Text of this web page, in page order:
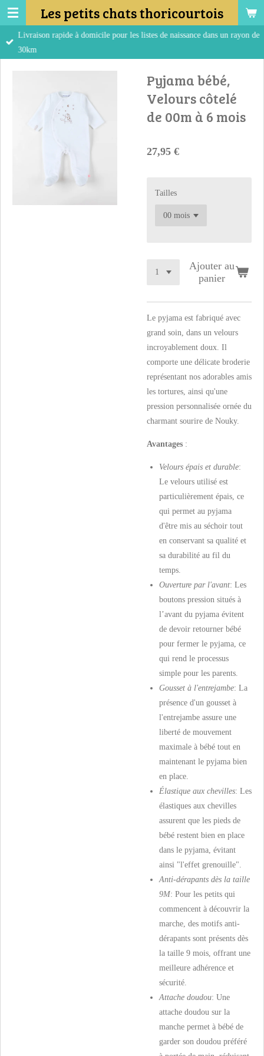
Passer
au
contenu
Les petits chats thoricourtois
Livraison rapide à domicile pour les listes de naissance dans un rayon de
30km
Pyjama bébé,
Velours côtelé
de 00m à 6 mois
27,95 €
Tailles
Ajouter au
panier
Le pyjama est fabriqué avec
grand soin, dans un velours
incroyablement doux. Il
comporte une délicate broderie
représentant nos adorables amis
les tortures, ainsi qu'une
pression personnalisée ornée du
charmant sourire de Nouky.
Avantages :
Velours épais et durable:
Le velours utilisé est
particulièrement épais, ce
qui permet au pyjama
d'être mis au séchoir tout
en conservant sa qualité et
sa durabilité au fil du
temps.
Ouverture par l'avant: Les
boutons pression situés à
l’avant du pyjama évitent
de devoir retourner bébé
pour fermer le pyjama, ce
qui rend le processus
simple pour les parents.
Gousset à l'entrejambe: La
présence d'un gousset à
l'entrejambe assure une
liberté de mouvement
maximale à bébé tout en
maintenant le pyjama bien
en place.
Élastique aux chevilles: Les
élastiques aux chevilles
assurent que les pieds de
bébé restent bien en place
dans le pyjama, évitant
ainsi "l'effet grenouille".
Anti-dérapants dès la taille
9M: Pour les petits qui
commencent à découvrir la
marche, des motifs anti-
dérapants sont présents dès
la taille 9 mois, offrant une
meilleure adhérence et
sécurité.
Attache doudou: Une
attache doudou sur la
manche permet à bébé de
garder son doudou préféré